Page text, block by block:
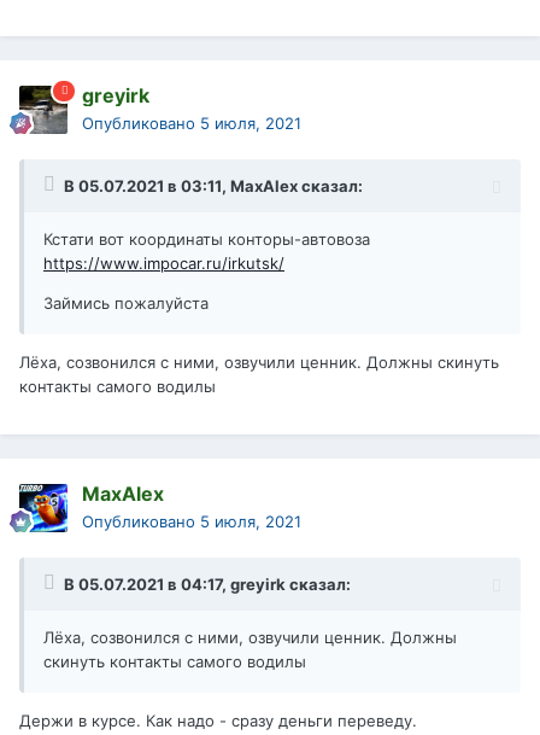
greyirk
Опубликовано 5 июля, 2021
В 05.07.2021 в 03:11, MaxAlexсказал:
Кстати вот координаты конторы-автовоза
https://www.impocar.ru/irkutsk/
Займись пожалуйста
Лёха, созвонился с ними, озвучили ценник. Должны скинуть
контакты самого водилы
MaxAlex
Опубликовано 5 июля, 2021
В 05.07.2021 в 04:17, greyirk сказал:
Лёха, созвонился с ними, озвучили ценник. Должны
скинуть контакты самого водилы
Держи в курсе. Как надо - сразу деньги переведу.